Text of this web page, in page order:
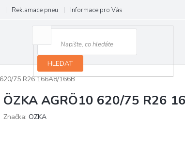
Reklamace pneu Informace pro Vás
HLEDAT
75 R26 166A8/166B
ÖZKA AGRÖ10 620/75 R26
Značka: ÖZKA